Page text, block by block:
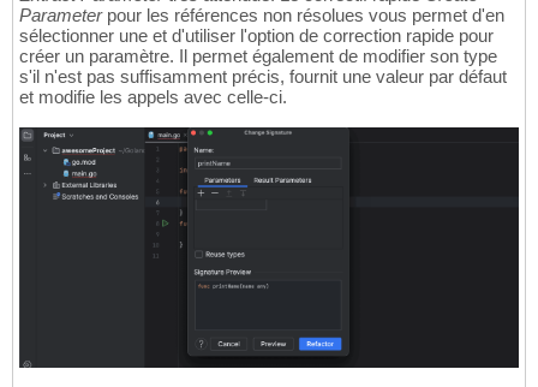
Parameterpour les références non résolues vous permet d'en
sélectionner une et d'utiliser l'option de correction rapide pour
créer un paramètre. Il permet également de modifier son type
s'il n'est pas suffisamment précis, fournit une valeur par défaut
et modifie les appels avec celle-ci.